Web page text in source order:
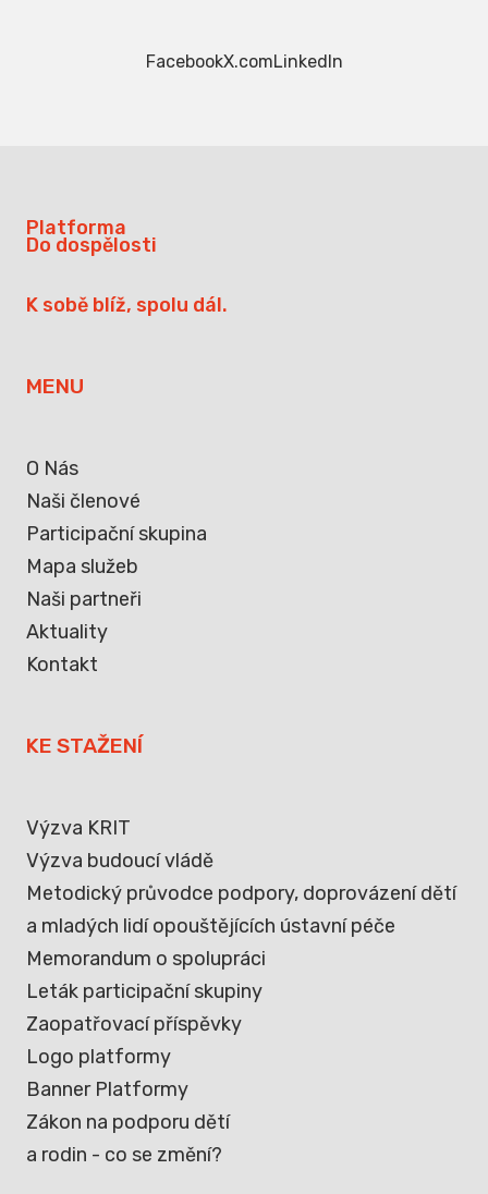
FacebookX.comLinkedIn
Platforma
Do dospělosti
K sobě blíž, spolu dál.
MENU
O Nás
Naši členové
Participační skupina
Mapa služeb
Naši partneři
Aktuality
Kontakt
KE STAŽENÍ
Výzva KRIT
Výzva budoucí vládě
Metodický průvodce podpory, doprovázení dětí
a mladých lidí opouštějících ústavní péče
Memorandum o spolupráci
Leták participační skupiny
Zaopatřovací příspěvky
Logo platformy
Banner Platformy
Zákon na podporu dětí
a rodin - co se změní?